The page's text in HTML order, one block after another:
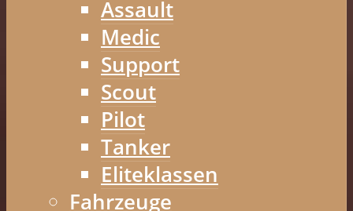
Assault
Medic
Support
Scout
Pilot
Tanker
Eliteklassen
Fahrzeuge